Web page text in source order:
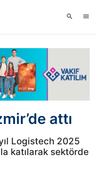
attı
Logistech 2025
katılarak sektörde